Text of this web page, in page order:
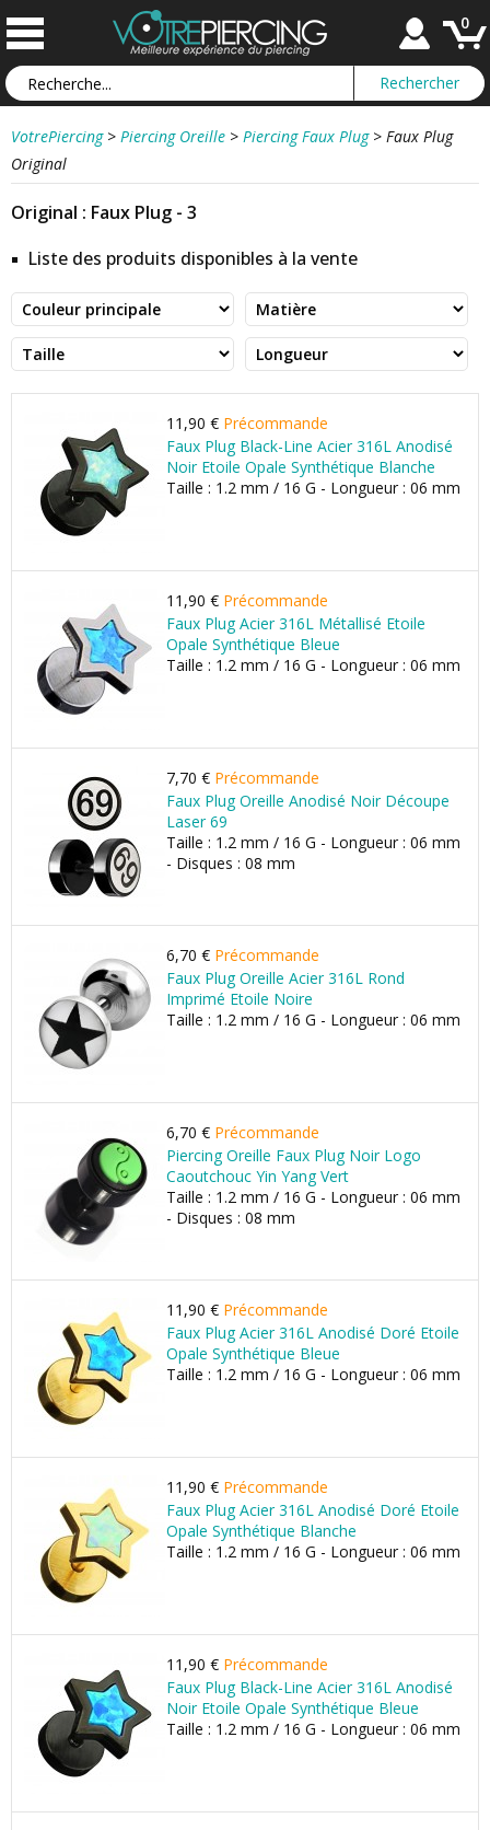
0
VotrePiercing > Piercing Oreille > Piercing Faux Plug > Faux Plug
Original
Original : Faux Plug - 3
Liste des produits disponibles à la vente
11,90 € Précommande
Faux Plug Black-Line Acier 316L Anodisé
Noir Etoile Opale Synthétique Blanche
Taille : 1.2 mm / 16 G - Longueur : 06 mm
11,90 € Précommande
Faux Plug Acier 316L Métallisé Etoile
Opale Synthétique Bleue
Taille : 1.2 mm / 16 G - Longueur : 06 mm
7,70 € Précommande
Faux Plug Oreille Anodisé Noir Découpe
Laser 69
Taille : 1.2 mm / 16 G - Longueur : 06 mm
- Disques : 08 mm
6,70 € Précommande
Faux Plug Oreille Acier 316L Rond
Imprimé Etoile Noire
Taille : 1.2 mm / 16 G - Longueur : 06 mm
6,70 € Précommande
Piercing Oreille Faux Plug Noir Logo
Caoutchouc Yin Yang Vert
Taille : 1.2 mm / 16 G - Longueur : 06 mm
- Disques : 08 mm
11,90 € Précommande
Faux Plug Acier 316L Anodisé Doré Etoile
Opale Synthétique Bleue
Taille : 1.2 mm / 16 G - Longueur : 06 mm
11,90 € Précommande
Faux Plug Acier 316L Anodisé Doré Etoile
Opale Synthétique Blanche
Taille : 1.2 mm / 16 G - Longueur : 06 mm
11,90 € Précommande
Faux Plug Black-Line Acier 316L Anodisé
Noir Etoile Opale Synthétique Bleue
Taille : 1.2 mm / 16 G - Longueur : 06 mm